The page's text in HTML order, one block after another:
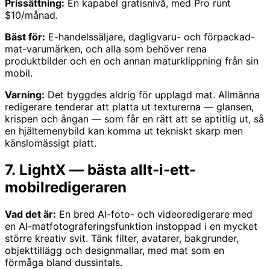
Prissättning: En kapabel gratisnivå, med Pro runt
$10/månad.
Bäst för: E-handelssäljare, dagligvaru- och förpackad-
mat-varumärken, och alla som behöver rena
produktbilder och en och annan maturklippning från sin
mobil.
Varning: Det byggdes aldrig för upplagd mat. Allmänna
redigerare tenderar att platta ut texturerna — glansen,
krispen och ångan — som får en rätt att se aptitlig ut, så
en hjältemenybild kan komma ut tekniskt skarp men
känslomässigt platt.
7. LightX — bästa allt-i-ett-
mobilredigeraren
Vad det är: En bred AI-foto- och videoredigerare med
en AI-matfotograferingsfunktion instoppad i en mycket
större kreativ svit. Tänk filter, avatarer, bakgrunder,
objekttillägg och designmallar, med mat som en
förmåga bland dussintals.